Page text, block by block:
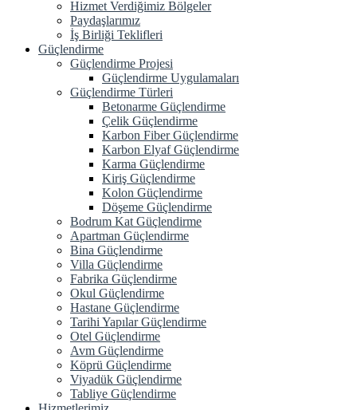
Hizmet Verdiğimiz Bölgeler
Paydaşlarımız
İş Birliği Teklifleri
Güçlendirme
Güçlendirme Projesi
Güçlendirme Uygulamaları
Güçlendirme Türleri
Betonarme Güçlendirme
Çelik Güçlendirme
Karbon Fiber Güçlendirme
Karbon Elyaf Güçlendirme
Karma Güçlendirme
Kiriş Güçlendirme
Kolon Güçlendirme
Döşeme Güçlendirme
Bodrum Kat Güçlendirme
Apartman Güçlendirme
Bina Güçlendirme
Villa Güçlendirme
Fabrika Güçlendirme
Okul Güçlendirme
Hastane Güçlendirme
Tarihi Yapılar Güçlendirme
Otel Güçlendirme
Avm Güçlendirme
Köprü Güçlendirme
Viyadük Güçlendirme
Tabliye Güçlendirme